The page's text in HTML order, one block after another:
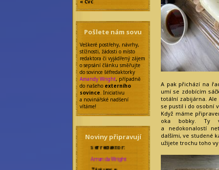
« Čvc
Pošlete nám sovu
Veškeré postřehy, návrhy,
stížnosti, žádosti o místo
redaktora či vyjádřený zájem
o sepsání článku směřujte
do sovince šéfredaktorky
Amandy Wright, případně
do našeho externího
sovince. Iniciativu
a novinářské nadšení
vítáme!
Noviny připravují
Šéfredaktor:
Zástupce
A pak přichází na
umí se zdobícím
totální zabijárna.
se pustil i do osobní
Když máme
oka bobky. Ty
a nedokonalostí
dalšími, ve studené
užijete trochu toho